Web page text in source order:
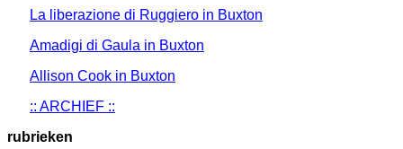
La liberazione di Ruggiero in Buxton
Amadigi di Gaula in Buxton
Allison Cook in Buxton
:: ARCHIEF ::
rubrieken